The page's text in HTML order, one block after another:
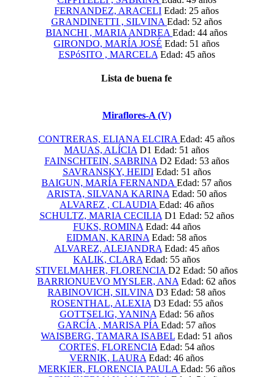
FERNANDEZ, ARACELI Edad: 25 años
GRANDINETTI , SILVINA Edad: 52 años
BIANCHI , MARIA ANDREA Edad: 44 años
GIRONDO, MARÍA JOSÉ Edad: 51 años
ESPóSITO , MARCELA Edad: 45 años
Lista de buena fe
Miraflores-A (V)
CONTRERAS, ELIANA ELCIRA Edad: 45 años
MAUAS, ALÍCIA D1 Edad: 51 años
FAINSCHTEIN, SABRINA D2 Edad: 53 años
SAVRANSKY, HEIDI Edad: 51 años
BAIGUN, MARÍA FERNANDA Edad: 57 años
ARISTA, SILVANA KARINA Edad: 50 años
ALVAREZ , CLAUDIA Edad: 46 años
SCHULTZ, MARIA CECILIA D1 Edad: 52 años
FUKS, ROMINA Edad: 44 años
EIDMAN, KARINA Edad: 58 años
ALVAREZ, ALEJANDRA Edad: 45 años
KALIK, CLARA Edad: 55 años
STIVELMAHER, FLORENCIA D2 Edad: 50 años
BARRIONUEVO MYSLER, ANA Edad: 62 años
RABINOVICH, SILVINA D3 Edad: 58 años
ROSENTHAL, ALEXIA D3 Edad: 55 años
GOTTSELIG, YANINA Edad: 56 años
GARCÍA , MARISA PÍA Edad: 57 años
WAISBERG, TAMARA ISABEL Edad: 51 años
CORTES, FLORENCIA Edad: 54 años
VERNIK, LAURA Edad: 46 años
MERKIER, FLORENCIA PAULA Edad: 56 años